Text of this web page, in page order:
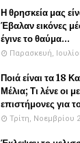
Η θρησκεία μας
Έβαλαν εικόνες
έγινε το θαύμα...
Παρασκευή,
Ποιά είναι τα 18
Μέλια; Τι λένε οι
επιστήμονες για
Τρίτη, Νοεμβρίου